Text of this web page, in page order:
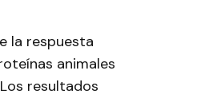
la respuesta
animales
resultados